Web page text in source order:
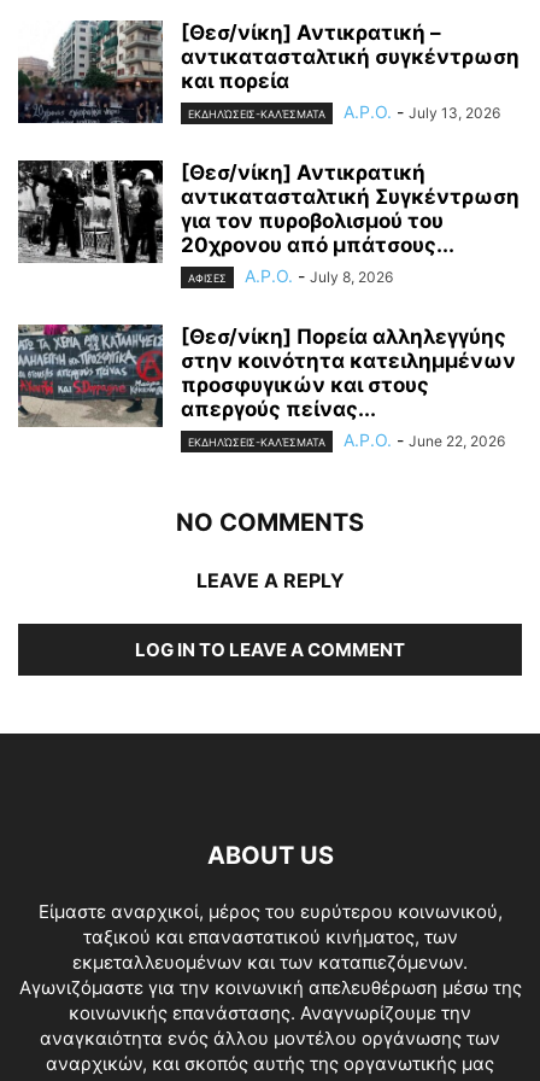
[Θεσ/νίκη] Αντικρατική –
αντικατασταλτική συγκέντρωση
και πορεία
ΕΚΔΗΛΏΣΕΙΣ-ΚΑΛΈΣΜΑΤΑ A.P.O. - July 13, 2026
[Θεσ/νίκη] Αντικρατική
αντικατασταλτική Συγκέντρωση
για τον πυροβολισμού του
20χρονου από μπάτσους...
ΑΦΙΣΕΣ A.P.O. - July 8, 2026
[Θεσ/νίκη] Πορεία αλληλεγγύης
στην κοινότητα κατειλημμένων
προσφυγικών και στους
απεργούς πείνας...
ΕΚΔΗΛΏΣΕΙΣ-ΚΑΛΈΣΜΑΤΑ A.P.O. - June 22, 2026
NO COMMENTS
LEAVE A REPLY
LOG IN TO LEAVE A COMMENT
ABOUT US
Είμαστε αναρχικοί, μέρος του ευρύτερου κοινωνικού,
ταξικού και επαναστατικού κινήματος, των
εκμεταλλευομένων και των καταπιεζόμενων.
Αγωνιζόμαστε για την κοινωνική απελευθέρωση μέσω της
κοινωνικής επανάστασης. Αναγνωρίζουμε την
αναγκαιότητα ενός άλλου μοντέλου οργάνωσης των
αναρχικών, και σκοπός αυτής της οργανωτικής μας